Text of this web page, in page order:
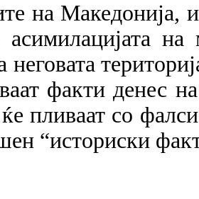
на Македонија,
неговата
факти денес
пливаат со
“историски